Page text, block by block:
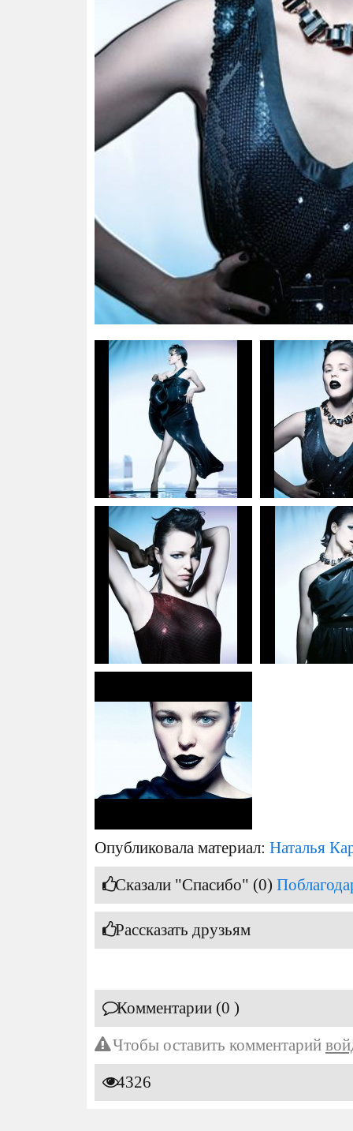
Опубликовала материал: Наталья
Сказали "Спасибо" (0)
Рассказать друзьям
Комментарии (0 )
Чтобы оставить комментарий
4326